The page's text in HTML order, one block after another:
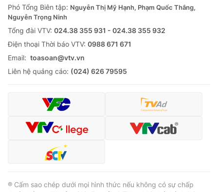
Phó Tổng Biên tập: Nguyễn Thị Mỹ Hạnh, Phạm Quốc Thắng,
Nguyễn Trọng Ninh
Tổng đài VTV: 024.38 355 931 - 024.38 355 932
Ðiện thoại Thời báo VTV: 0988 671 671
Email: toasoan@vtv.vn
Liên hệ quảng cáo: (024) 626 79595
® Cấm sao chép dưới mọi hình thức nếu không có sự chấp